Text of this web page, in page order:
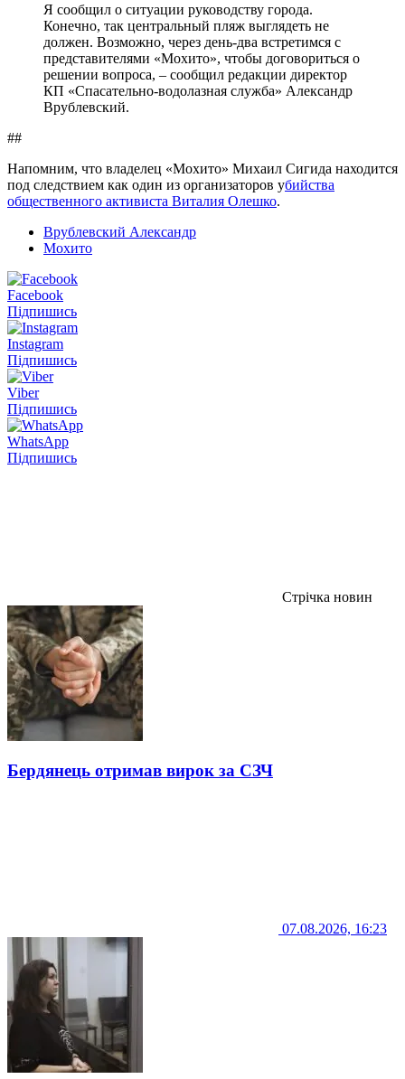
Я сообщил о ситуации руководству города.
Конечно, так центральный пляж выглядеть не
должен. Возможно, через день-два встретимся с
представителями «Мохито», чтобы договориться о
решении вопроса, – сообщил редакции директор
КП «Спасательно-водолазная служба» Александр
Врублевский.
##
Напомним, что владелец «Мохито» Михаил Сигида находится
под следствием как один из организаторов убийства
общественного активиста Виталия Олешко.
Врублевский Александр
Мохито
Facebook
Підпишись
Instagram
Підпишись
Viber
Підпишись
WhatsApp
Підпишись
Стрічка новин
Бердянець отримав вирок за СЗЧ
07.08.2026, 16:23